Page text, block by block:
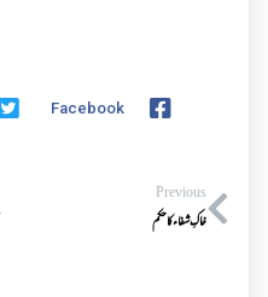
Facebook
Previous
خاکِ شفاء کا حکم